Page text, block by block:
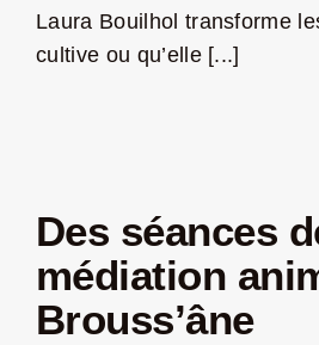
Laura Bouilhol transforme
cultive ou qu’elle [...]
Des séances
médiation
Brouss’âne